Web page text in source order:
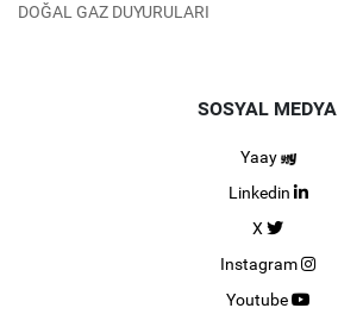
DOĞAL GAZ DUYURULARI
SOSYAL MEDYA
Yaay
Linkedin
X
Instagram
Youtube